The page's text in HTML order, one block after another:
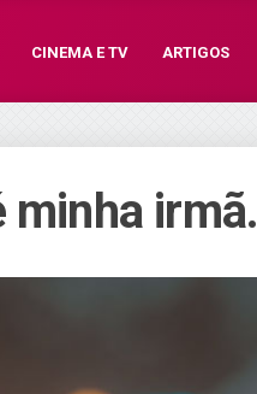
CINEMA E TV ARTIGOS
minha irmã.